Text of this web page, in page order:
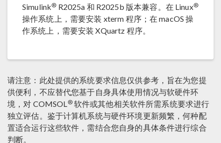
Simulink® R2025a 和 R2025b 版本兼容。在 Linux®
操作系统上，需要安装 xterm 程序；在 macOS 操
作系统上，需要安装 XQuartz 程序。
请注意：此处提供的系统要求信息仅供参考，旨在为您提
供便利，不应替代您基于自身具体使用情况与软硬件环
境，对 COMSOL®软件或其他相关软件所需系统要求进行
独立评估。鉴于计算机系统与硬件环境更新频繁，何种配
置适合运行这些软件，需结合您自身的具体条件进行综合
判断。